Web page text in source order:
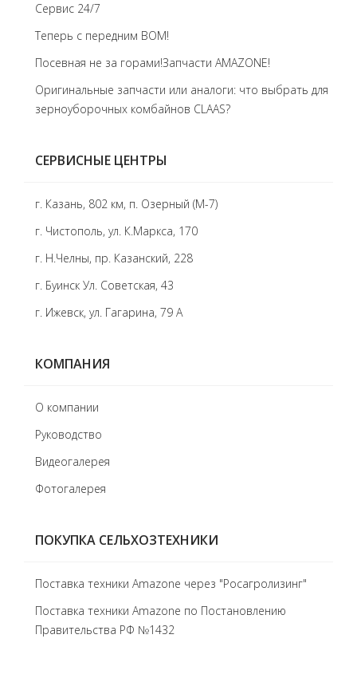
Сервис 24/7
Теперь с передним BOM!
Посевная не за горами!Запчасти AMAZONE!
Оригинальные запчасти или аналоги: что выбрать для
зерноуборочных комбайнов CLAAS?
СЕРВИСНЫЕ ЦЕНТРЫ
г. Казань, 802 км, п. Озерный (М-7)
г. Чистополь, ул. К.Маркса, 170
г. Н.Челны, пр. Казанский, 228
г. Буинск Ул. Советская, 43
г. Ижевск, ул. Гагарина, 79 А
КОМПАНИЯ
О компании
Руководство
Видеогалерея
Фотогалерея
ПОКУПКА СЕЛЬХОЗТЕХНИКИ
Поставка техники Amazone через "Росагролизинг"
Поставка техники Amazone по Постановлению
Правительства РФ №1432